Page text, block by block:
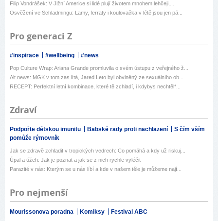
Filip Vondrášek: V Jižní Americe si lidé plují životem mnohem lehčeji,...
Osvěžení ve Schladmingu: Lamy, ferraty i koulovačka v létě jsou jen pá...
Pro generaci Z
#inspirace #wellbeing #news
Pop Culture Wrap: Ariana Grande promluvila o svém ústupu z veřejného ž...
Alt news: MGK v tom zas lítá, Jared Leto byl obviněný ze sexuálního ob...
RECEPT: Perfektní letní kombinace, které tě zchladí, i kdybys nechtěl*...
Zdraví
Podpořte dětskou imunitu Babské rady proti nachlazení
S čím vším
pomůže rýmovník
Jak se zdravě zchladit v tropických vedrech: Co pomáhá a kdy už riskuj...
Úpal a úžeh: Jak je poznat a jak se z nich rychle vyléčit
Parazité v nás: Kterým se u nás líbí a kde v našem těle je můžeme nají...
Pro nejmenší
Mourissonova poradna Komiksy Festival ABC